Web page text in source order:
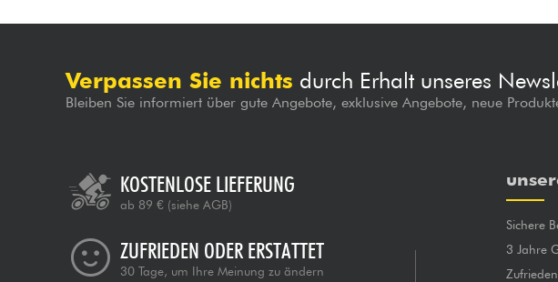
Verpassen Sie nichts durch Erhalt unseres
Bleiben Sie informiert über gute Angebote, exklusive Angebote, neue
KOSTENLOSE LIEFERUNG
ab 89 € (siehe AGB)
ZUFRIEDEN ODER ERSTATTET
30 Tage, um Ihre Meinung zu ändern
Sichere
3 Jahre